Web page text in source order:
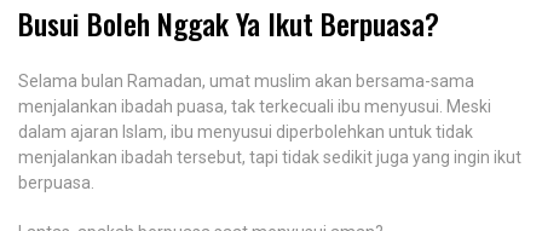
Busui Boleh Nggak Ya Ikut Berpuasa?
Selama bulan Ramadan, umat muslim akan bersama-sama
menjalankan ibadah puasa, tak terkecuali ibu menyusui. Meski
dalam ajaran Islam, ibu menyusui diperbolehkan untuk tidak
menjalankan ibadah tersebut, tapi tidak sedikit juga yang ingin ikut
berpuasa.